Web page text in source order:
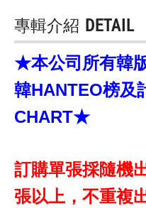
專輯介紹 DETAIL
★本公司所有韓
韓HANTEO榜及
CHART★
訂購單張採隨機
張以上，不重複